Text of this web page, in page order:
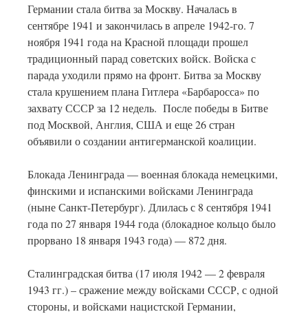
Германии стала битва за Москву. Началась в
сентябре 1941 и закончилась в апреле 1942-го. 7
ноября 1941 года на Красной площади прошел
традиционный парад советских войск. Войска с
парада уходили прямо на фронт. Битва за Москву
стала крушением плана Гитлера «Барбаросса» по
захвату СССР за 12 недель. После победы в Битве
под Москвой, Англия, США и еще 26 стран
объявили о создании антигерманской коалиции.
Блокада Ленинграда — военная блокада немецкими,
финскими и испанскими войсками Ленинграда
(ныне Санкт-Петербург). Длилась с 8 сентября 1941
года по 27 января 1944 года (блокадное кольцо было
прорвано 18 января 1943 года) — 872 дня.
Сталинградская битва (17 июля 1942 — 2 февраля
1943 гг.) – сражение между войсками СССР, с одной
стороны, и войсками нацистской Германии,